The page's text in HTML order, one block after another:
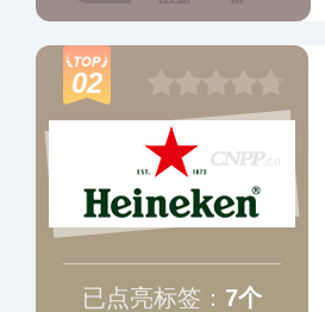
02
已点亮标签： 7个